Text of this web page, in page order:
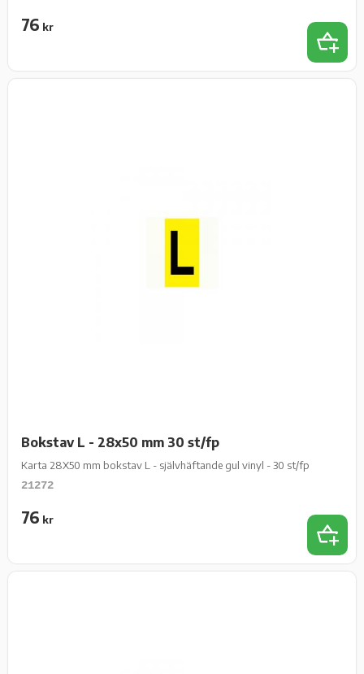
76 kr
Bokstav L - 28x50 mm 30 st/fp
Karta 28X50 mm bokstav L - självhäftande gul vinyl - 30 st/fp
21272
76 kr